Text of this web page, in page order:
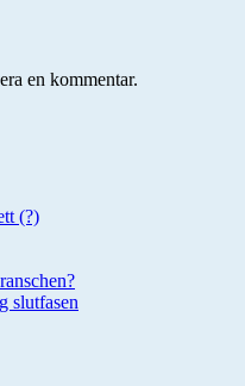
en kommentar.
(?)
slutfasen